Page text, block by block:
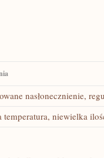
nasłonecznienie,
temperatura, niewielka